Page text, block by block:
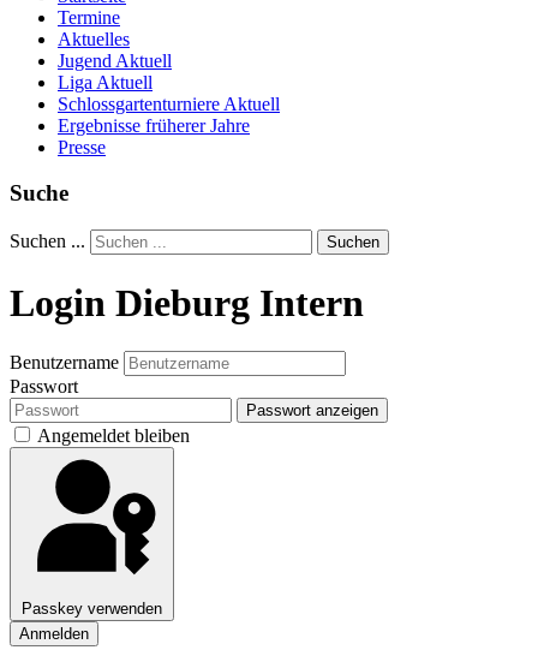
Termine
Aktuelles
Jugend Aktuell
Liga Aktuell
Schlossgartenturniere Aktuell
Ergebnisse früherer Jahre
Presse
Suche
Suchen ... Suchen
Login Dieburg Intern
Benutzername
Passwort
Passwort anzeigen
Angemeldet bleiben
Passkey verwenden
Anmelden